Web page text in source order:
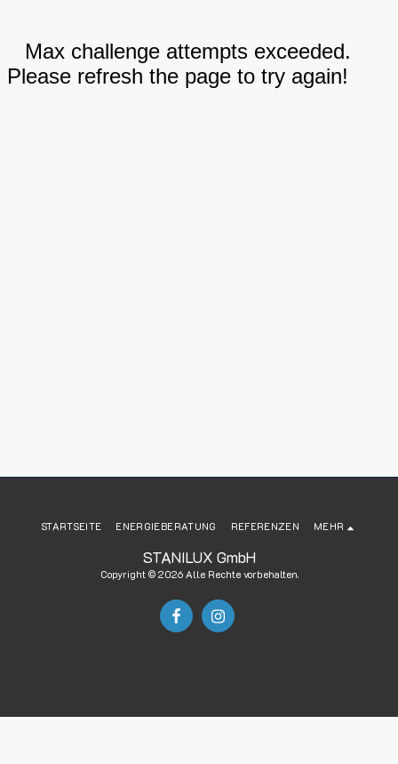
STANILUX GmbH
Copyright © 2026 Alle Rechte vorbehalten.
STARTSEITE ENERGIEBERATUNG REFERENZEN MEHR